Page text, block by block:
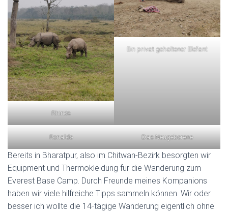
Rhino’s
Ein privat gehaltener Elefant
Ronaldo Das Neugeborene
Bereits in Bharatpur, also im Chitwan-Bezirk besorgten wir
Equipment und Thermokleidung für die Wanderung zum
Everest Base Camp. Durch Freunde meines Kompanions
haben wir viele hilfreiche Tipps sammeln können. Wir oder
besser ich wollte die 14-tägige Wanderung eigentlich ohne